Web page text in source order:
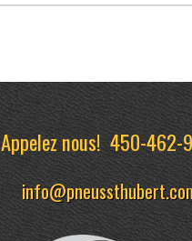
Appelez nous!450-462-